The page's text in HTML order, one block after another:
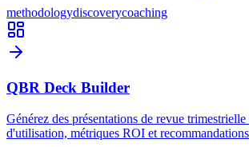
methodologydiscoverycoaching
QBR Deck Builder
Générez des présentations de revue trimestrielle
d'utilisation, métriques ROI et